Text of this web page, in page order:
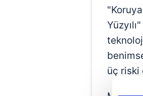
üç riski